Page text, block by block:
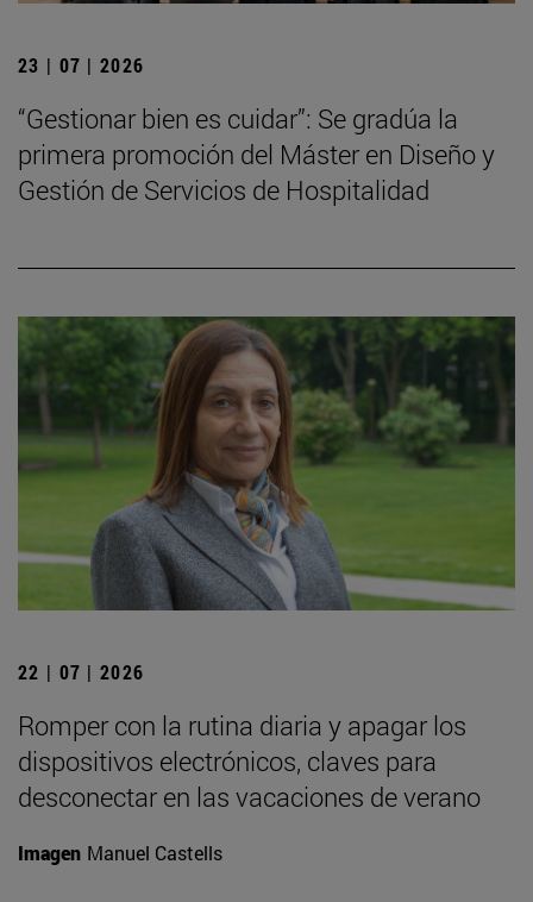
23 | 07 | 2026
“Gestionar bien es cuidar”: Se gradúa la
primera promoción del Máster en Diseño y
Gestión de Servicios de Hospitalidad
22 | 07 | 2026
Romper con la rutina diaria y apagar los
dispositivos electrónicos, claves para
desconectar en las vacaciones de verano
Imagen Manuel Castells